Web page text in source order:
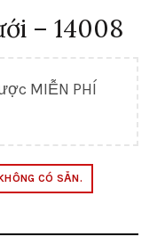
– 14008
MIỄN PHÍ
CÓ SẴN.